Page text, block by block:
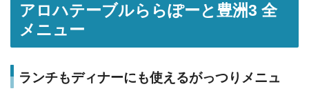
アロハテーブルららぽーと豊洲3 全
メニュー
ランチもディナーにも使えるがっつりメニュ